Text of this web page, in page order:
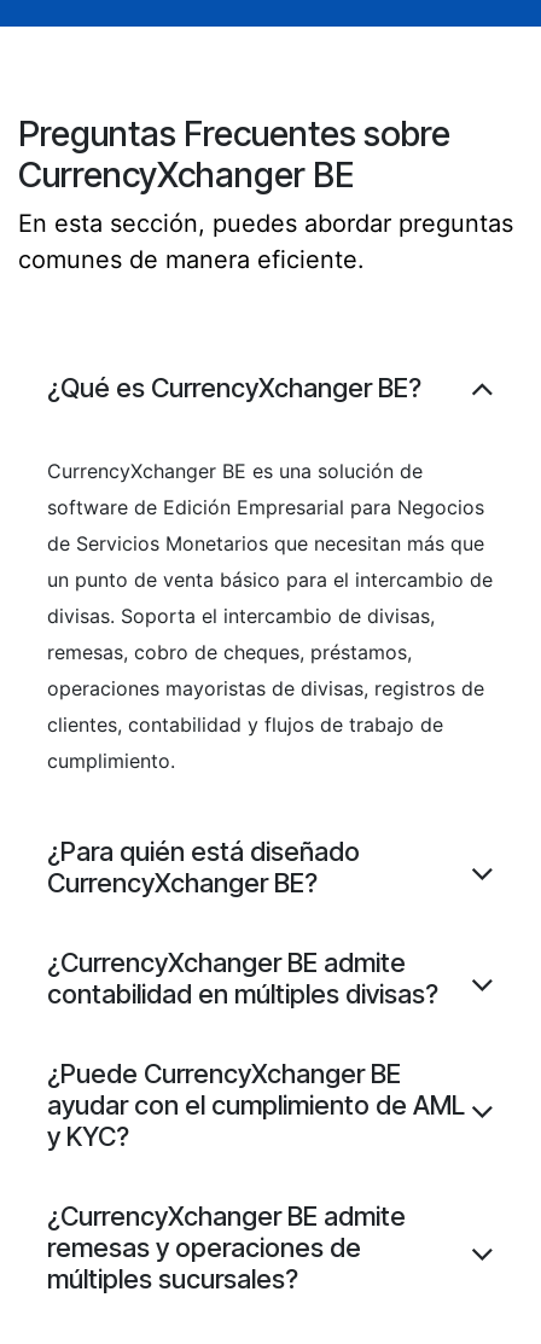
Preguntas Frecuentes sobre
CurrencyXchanger BE
En esta sección, puedes abordar preguntas
comunes de manera eficiente.
¿Qué es CurrencyXchanger BE?
CurrencyXchanger BE es una solución de
software de Edición Empresarial para Negocios
de Servicios Monetarios que necesitan más que
un punto de venta básico para el intercambio de
divisas. Soporta el intercambio de divisas,
remesas, cobro de cheques, préstamos,
operaciones mayoristas de divisas, registros de
clientes, contabilidad y flujos de trabajo de
cumplimiento.
¿Para quién está diseñado
CurrencyXchanger BE?
¿CurrencyXchanger BE admite
contabilidad en múltiples divisas?
¿Puede CurrencyXchanger BE
ayudar con el cumplimiento de AML
y KYC?
¿CurrencyXchanger BE admite
remesas y operaciones de
múltiples sucursales?